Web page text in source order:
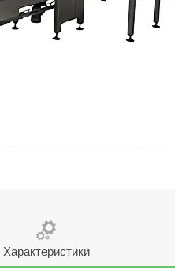
Характеристики